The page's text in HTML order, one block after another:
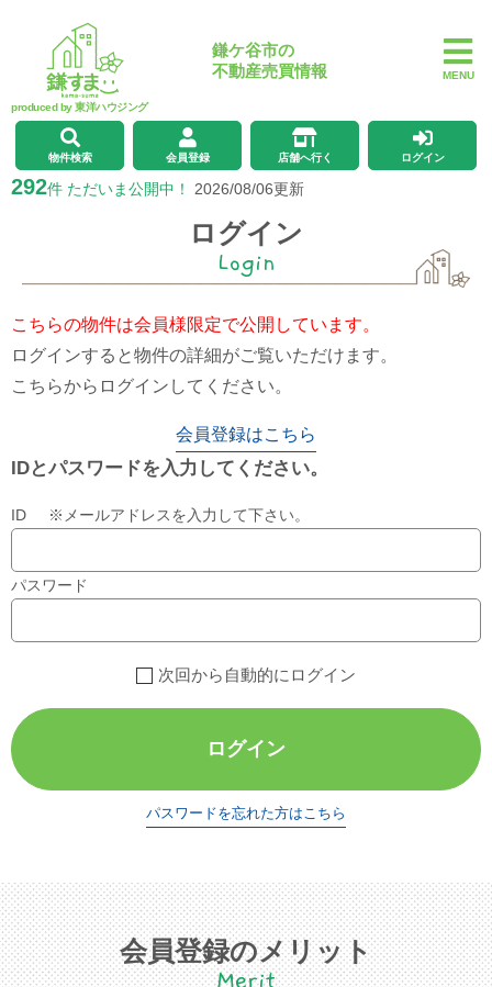
produced by 東洋ハウジング
鎌ケ谷市の
不動産売買情報
MENU
物件検索 会員登録 店舗へ行く ログイン
292件 ただいま公開中！ 2026/08/06更新
ログイン
Login
こちらの物件は会員様限定で公開しています。
ログインすると物件の詳細がご覧いただけます。
こちらからログインしてください。
会員登録はこちら
IDとパスワードを入力してください。
ID ※メールアドレスを入力して下さい。
パスワード
次回から自動的にログイン
ログイン
パスワードを忘れた方はこちら
会員登録のメリット
Merit